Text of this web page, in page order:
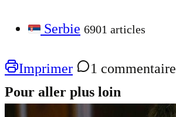
Serbie 6901 articles
Imprimer
1 commentaire
Pour aller plus loin